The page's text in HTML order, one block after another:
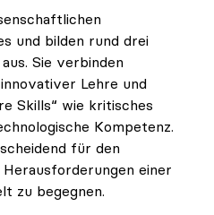
und bilden rund drei
Sie verbinden
Lehre und
Skills“ wie kritisches
Kompetenz.
für den
einer
zu begegnen.